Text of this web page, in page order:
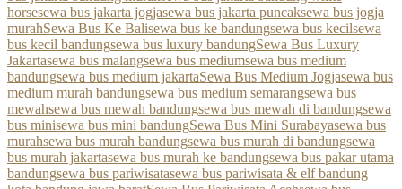
horsesewa bus jakarta jogjasewa bus jakarta puncaksewa bus jogja
murahSewa Bus Ke Balisewa bus ke bandungsewa bus kecilsewa
bus kecil bandungsewa bus luxury bandungSewa Bus Luxury
Jakartasewa bus malangsewa bus mediumsewa bus medium
bandungsewa bus medium jakartaSewa Bus Medium Jogjasewa bus
medium murah bandungsewa bus medium semarangsewa bus
mewahsewa bus mewah bandungsewa bus mewah di bandungsewa
bus minisewa bus mini bandungSewa Bus Mini Surabayasewa bus
murahsewa bus murah bandungsewa bus murah di bandungsewa
bus murah jakartasewa bus murah ke bandungsewa bus pakar utama
bandungsewa bus pariwisatasewa bus pariwisata & elf bandung